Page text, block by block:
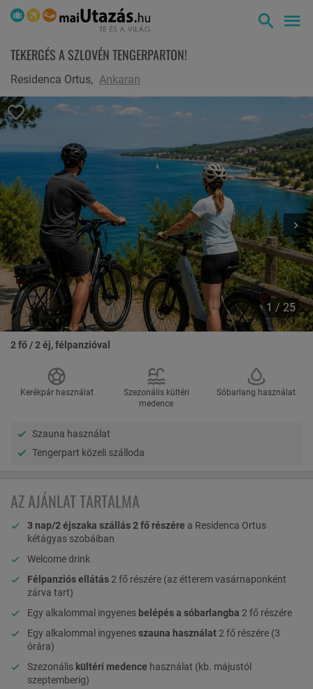
TEKERGÉS A SZLOVÉN TENGERPARTON!
Residenca Ortus, Ankaran
1 / 25
2 fő / 2 éj, félpanzióval
Kerékpár használat
Szezonális kültéri
medence
Sóbarlang használat
Szauna használat
Tengerpart közeli szálloda
AZ AJÁNLAT TARTALMA
3 nap/2 éjszaka szállás 2 fő részére a Residenca Ortus
kétágyas szobáiban
Welcome drink
Félpanziós ellátás 2 fő részére (az étterem vasárnaponként
zárva tart)
Egy alkalommal ingyenes belépés a sóbarlangba 2 fő részére
Egy alkalommal ingyenesszauna használat 2 fő részére (3
órára)
Szezonális kültéri medence használat (kb. májustól
szeptemberig)